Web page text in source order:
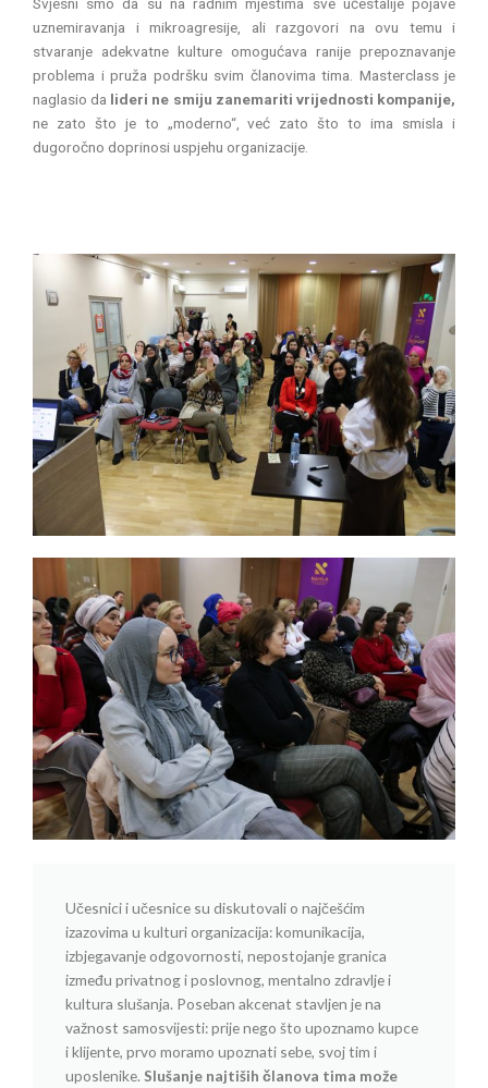
uznemiravanja i mikroagresije, ali razgovori na ovu temu i
stvaranje adekvatne kulture omogućava ranije prepoznavanje
problema i pruža podršku svim članovima tima. Masterclass je
naglasio da lideri ne smiju zanemariti vrijednosti kompanije,
ne zato što je to „moderno“, već zato što to ima smisla i
dugoročno doprinosi uspjehu organizacije.
Učesnici i učesnice su diskutovali o najčešćim
izazovima u kulturi organizacija: komunikacija,
izbjegavanje odgovornosti, nepostojanje granica
između privatnog i poslovnog, mentalno zdravlje i
kultura slušanja. Poseban akcenat stavljen je na
važnost samosvijesti: prije nego što upoznamo kupce
i klijente, prvo moramo upoznati sebe, svoj tim i
uposlenike. Slušanje najtiših članova tima može